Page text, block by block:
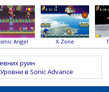
Angel X-Zone
руин
Уровни в Sonic Advance